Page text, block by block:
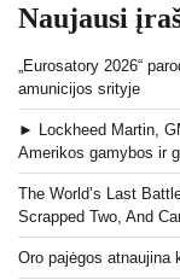
Naujausi
„Eurosatory 2026“
amunicijos srityje
► Lockheed Martin,
Amerikos gamybos ir
The World’s Last
Scrapped Two, And
Oro pajėgos atnaujina